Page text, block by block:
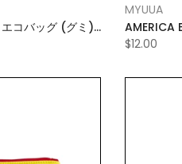
MYUUA
AMERICA ECOCORO エコバッグ (グミ)
SMALL
$12.00